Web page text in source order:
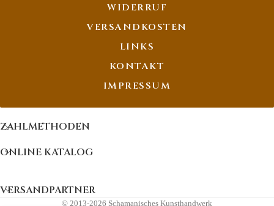
WIDERRUF
VERSANDKOSTEN
LINKS
KONTAKT
IMPRESSUM
ZAHLMETHODEN
ONLINE KATALOG
VERSANDPARTNER
© 2013-2026 Schamanisches Kunsthandwerk